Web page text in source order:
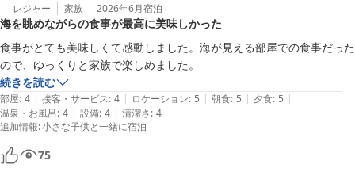
当館は設備等華美ではございませんので、お食事を愉しんで頂ける
様に
ソフト面を充実させる様日々、精進しております。
この度お愉しみいただいた【料理長おまかせ会席】は、四季を通じ
て鳥取の食材を中心にお料理を調製しております。
ただ今の時季は鳥取の名物「白イカ」や岩牡蠣「夏輝」が旬を迎え
ており、秋は「のどぐろ」や「もさ海老」漁が始まりますので、ぜ
ひ鳥取へお出掛けの際はまたお立ち寄りくださいませ。
この度は、寛容なお声を口コミ投稿頂き誠にありがとうございまし
た。
暑さ厳しき折、何卒ご自愛くださいませ。
レジャー 家族 2026年6月宿泊
海を眺めながらの食事が最高に美味しかった
食事がとても美味しくて感動しました。海が見える部屋での食事だった
ので、ゆっくりと家族で楽しめました。
続きを読む
部屋: 4 | 接客・サービス: 4 | ロケーション: 5 | 朝食: 5 | 夕食: 5 |
温泉・お風呂: 4 | 設備: 4 | 清潔さ: 4
追加情報:小さな子供と一緒に宿泊
75